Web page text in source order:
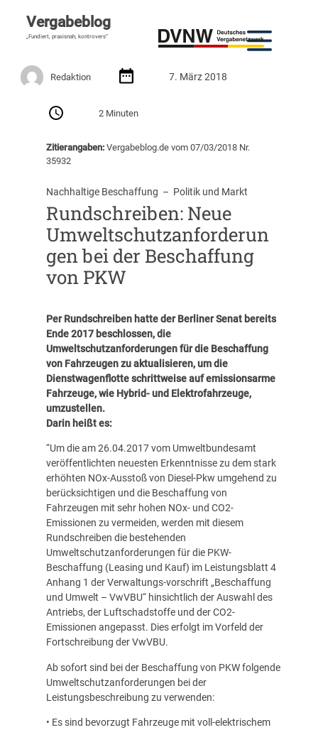
Vergabeblog
„Fundiert, praxisnah, kontrovers“
Redaktion 7. März 2018
2 Minuten
Zitierangaben:Vergabeblog.de vom 07/03/2018 Nr.
35932
Nachhaltige Beschaffung
  –
Politik und Markt
Rundschreiben: Neue
Umweltschutzanforderun
gen bei der Beschaffung
von PKW
Per Rundschreiben hatte der Berliner Senat bereits
Ende 2017 beschlossen, die
Umweltschutzanforderungen für die Beschaffung
von Fahrzeugen zu aktualisieren, um die
Dienstwagenflotte schrittweise auf emissionsarme
Fahrzeuge, wie Hybrid- und Elektrofahrzeuge,
umzustellen.
Darin heißt es:
“Um die am 26.04.2017 vom Umweltbundesamt
veröffentlichten neuesten Erkenntnisse zu dem stark
erhöhten NOx-Ausstoß von Diesel-Pkw umgehend zu
berücksichtigen und die Beschaffung von
Fahrzeugen mit sehr hohen NOx- und CO2-
Emissionen zu vermeiden, werden mit diesem
Rundschreiben die bestehenden
Umweltschutzanforderungen für die PKW-
Beschaffung (Leasing und Kauf) im Leistungsblatt 4
Anhang 1 der Verwaltungs-vorschrift „Beschaffung
und Umwelt – VwVBU“ hinsichtlich der Auswahl des
Antriebs, der Luftschadstoffe und der CO2-
Emissionen angepasst. Dies erfolgt im Vorfeld der
Fortschreibung der VwVBU.
Ab sofort sind bei der Beschaffung von PKW folgende
Umweltschutzanforderungen bei der
Leistungsbeschreibung zu verwenden:
• Es sind bevorzugt Fahrzeuge mit voll-elektrischem